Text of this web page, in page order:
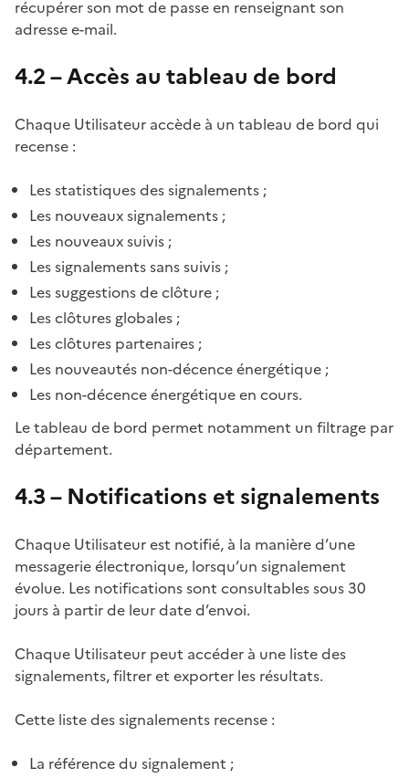
récupérer son mot de passe en renseignant son
adresse e-mail.
4.2 – Accès au tableau de bord
Chaque Utilisateur accède à un tableau de bord qui
recense :
Les statistiques des signalements ;
Les nouveaux signalements ;
Les nouveaux suivis ;
Les signalements sans suivis ;
Les suggestions de clôture ;
Les clôtures globales ;
Les clôtures partenaires ;
Les nouveautés non-décence énergétique ;
Les non-décence énergétique en cours.
Le tableau de bord permet notamment un filtrage par
département.
4.3 – Notifications et signalements
Chaque Utilisateur est notifié, à la manière d’une
messagerie électronique, lorsqu’un signalement
évolue. Les notifications sont consultables sous 30
jours à partir de leur date d’envoi.
Chaque Utilisateur peut accéder à une liste des
signalements, filtrer et exporter les résultats.
Cette liste des signalements recense :
La référence du signalement ;